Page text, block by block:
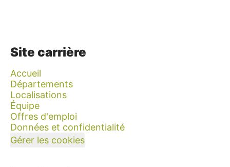
Site carrière
Accueil
Départements
Localisations
Équipe
Offres d'emploi
Données et confidentialité
Gérer les cookies